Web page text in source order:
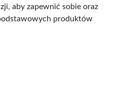
aby zapewnić sobie oraz
produktów